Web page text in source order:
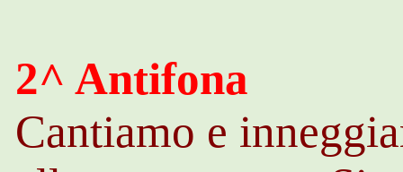
2^ Antifona
Cantiamo e